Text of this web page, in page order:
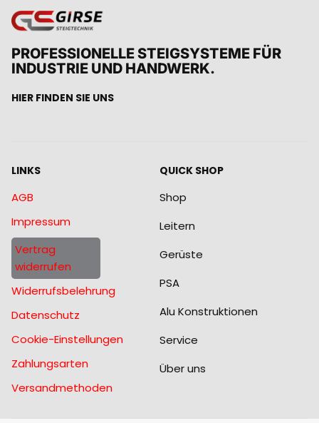
PROFESSIONELLE STEIGSYSTEME FÜR
INDUSTRIE UND HANDWERK.
HIER FINDEN SIE UNS
LINKS
AGB
Impressum
Vertrag
widerrufen
Widerrufsbelehrung
Datenschutz
Cookie-Einstellungen
Zahlungsarten
Versandmethoden
QUICK SHOP
Shop
Leitern
Gerüste
PSA
Alu Konstruktionen
Service
Über uns